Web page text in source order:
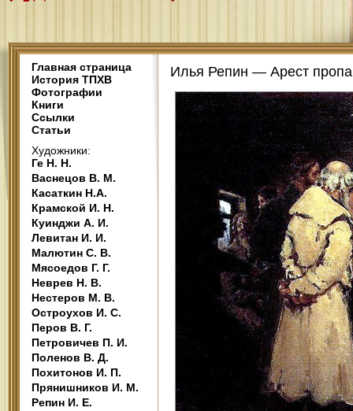
Главная страница
История ТПХВ
Фотографии
Книги
Ссылки
Статьи
Художники:
Ге Н. Н.
Васнецов В. М.
Касаткин Н.А.
Крамской И. Н.
Куинджи А. И.
Левитан И. И.
Малютин С. В.
Мясоедов Г. Г.
Неврев Н. В.
Нестеров М. В.
Остроухов И. С.
Перов В. Г.
Петровичев П. И.
Поленов В. Д.
Похитонов И. П.
Прянишников И. М.
Репин И. Е.
Илья Репин — Арест